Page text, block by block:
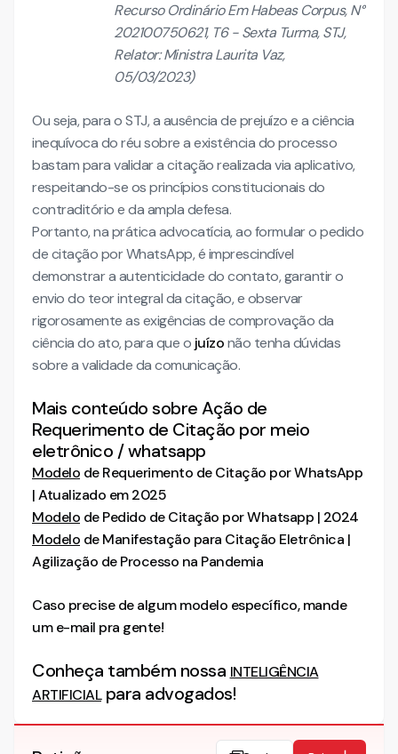
Recurso Ordinário Em Habeas Corpus, N°
202100750621, T6 - Sexta Turma, STJ,
Relator: Ministra Laurita Vaz,
05/03/2023)
Ou seja, para o STJ, a ausência de prejuízo e a ciência
inequívoca do réu sobre a existência do processo
bastam para validar a citação realizada via aplicativo,
respeitando-se os princípios constitucionais do
contraditório e da ampla defesa.
Portanto, na prática advocatícia, ao formular o pedido
de citação por WhatsApp, é imprescindível
demonstrar a autenticidade do contato, garantir o
envio do teor integral da citação, e observar
rigorosamente as exigências de comprovação da
ciência do ato, para que o juízonão tenha dúvidas
sobre a validade da comunicação.
Mais conteúdo sobre Ação de
Requerimento de Citação por meio
eletrônico / whatsapp
Modelo de Requerimento de Citação por WhatsApp
| Atualizado em 2025
Modelo de Pedido de Citação por Whatsapp | 2024
Modelo de Manifestação para Citação Eletrônica |
Agilização de Processo na Pandemia
Caso precise de algum modelo específico, mande
um e-mail pra gente!
Conheça também nossa INTELIGÊNCIA
ARTIFICIALpara advogados!